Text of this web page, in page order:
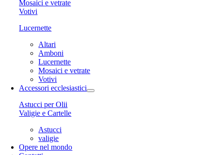
Mosaici e vetrate
Votivi
Lucernette
Altari
Amboni
Lucernette
Mosaici e vetrate
Votivi
Accessori ecclesiastici
Astucci per Olii
Valigie e Cartelle
Astucci
valigie
Opere nel mondo